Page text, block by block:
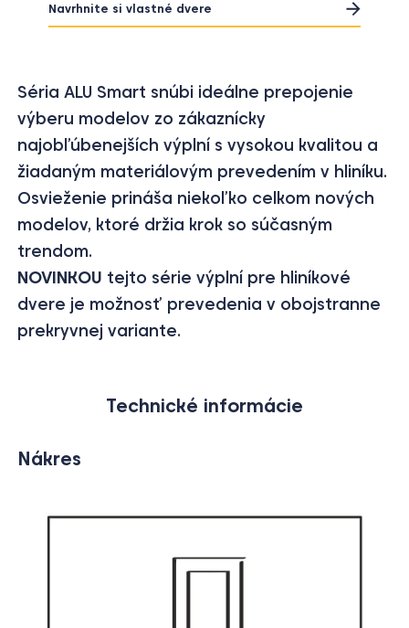
Navrhnite si vlastné dvere
Séria ALU Smart snúbi ideálne prepojenie
výberu modelov zo zákaznícky
najobľúbenejších výplní s vysokou kvalitou a
žiadaným materiálovým prevedením v hliníku.
Osvieženie prináša niekoľko celkom nových
modelov, ktoré držia krok so súčasným
trendom.
NOVINKOU tejto série výplní pre hliníkové
dvere je možnosť prevedenia v obojstranne
prekryvnej variante.
Technické informácie
Nákres